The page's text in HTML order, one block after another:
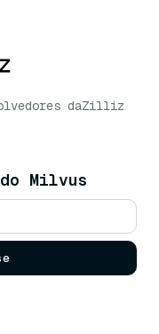
daZilliz
Milvus